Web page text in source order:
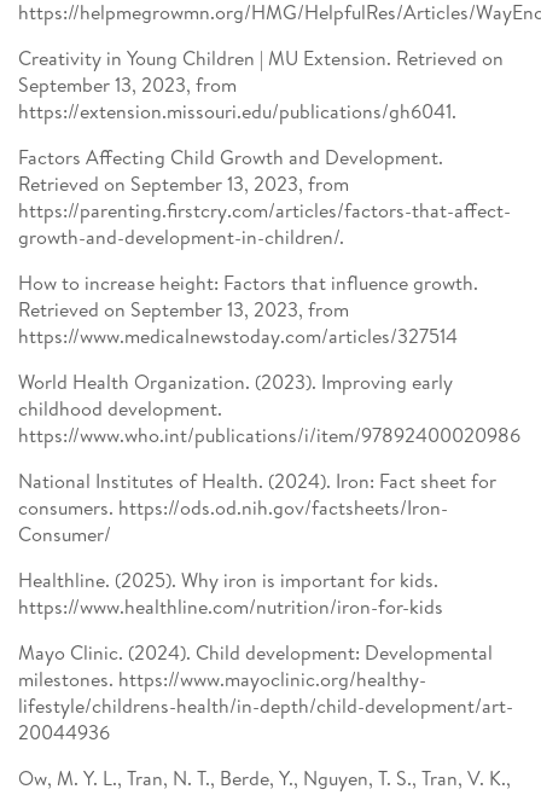
https://helpmegrowmn.org/HMG/HelpfulRes/Articles/
Creativity in Young Children | MU Extension. Retrieved on
September 13, 2023, from
https://extension.missouri.edu/publications/gh6041.
Factors Affecting Child Growth and Development.
Retrieved on September 13, 2023, from
https://parenting.firstcry.com/articles/factors-that-affect-
growth-and-development-in-children/.
How to increase height: Factors that influence growth.
Retrieved on September 13, 2023, from
https://www.medicalnewstoday.com/articles/327514
World Health Organization. (2023). Improving early
childhood development.
https://www.who.int/publications/i/item/97892400020986
National Institutes of Health. (2024). Iron: Fact sheet for
consumers. https://ods.od.nih.gov/factsheets/Iron-
Consumer/
Healthline. (2025). Why iron is important for kids.
https://www.healthline.com/nutrition/iron-for-kids
Mayo Clinic. (2024). Child development: Developmental
milestones. https://www.mayoclinic.org/healthy-
lifestyle/childrens-health/in-depth/child-development/art-
20044936
Ow, M. Y. L., Tran, N. T., Berde, Y., Nguyen, T. S., Tran, V. K.,